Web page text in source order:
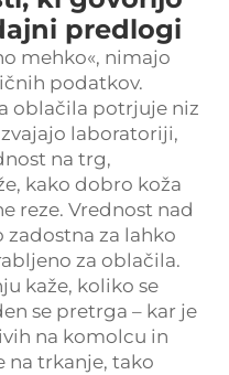
predlogi
mehko«, nimajo
podatkov.
oblačila potrjuje niz
laboratoriji,
na trg,
kako dobro koža
reze. Vrednost nad
zadostna za lahko
za oblačila.
kaže, koliko se
se pretrga – kar je
na komolcu in
na trkanje, tako